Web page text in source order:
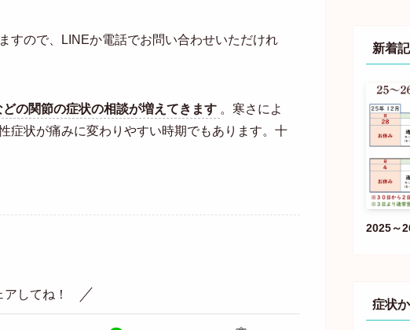
すので、LINEか電話でお問い合わせいただけれ
の関節の症状の相談が増えてきます 。寒さによ
症状が痛みに変わりやすい時期でもあります。十
してね！
新着
2025～
症状